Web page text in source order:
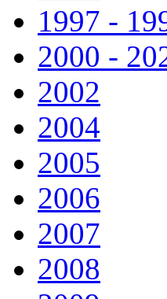
1997 -
2000 -
2002
2004
2005
2006
2007
2008